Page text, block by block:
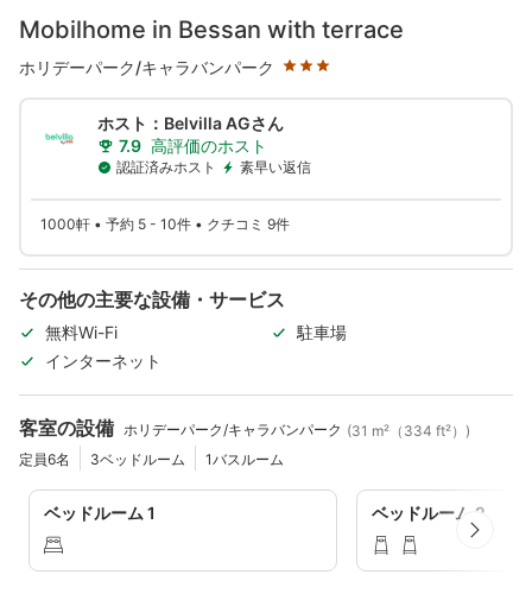
Mobilhome in Bessan with terrace
ホリデーパーク/キャラバンパーク
星評価 3つ星
ホスト：Belvilla AGさん
7.9 高評価のホスト
認証済みホスト 素早い返信
1000軒 • 予約 5 - 10件 • クチコミ 9件
その他の主要な設備・サービス
無料Wi-Fi
駐車場
インターネット
客室の設備 ホリデーパーク/キャラバンパーク (31 m²（334 ft²）)
定員6名
3ベッドルーム 1バスルーム
ベッドルーム 1 ベッドルーム 2